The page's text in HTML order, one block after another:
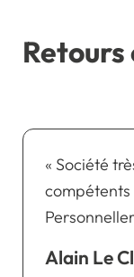
« Société
Alain Le